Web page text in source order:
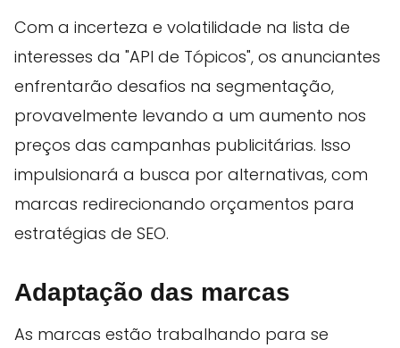
Com a incerteza e volatilidade na lista de
interesses da "API de Tópicos", os anunciantes
enfrentarão desafios na segmentação,
provavelmente levando a um aumento nos
preços das campanhas publicitárias. Isso
impulsionará a busca por alternativas, com
marcas redirecionando orçamentos para
estratégias de SEO.
Adaptação das marcas
As marcas estão trabalhando para se